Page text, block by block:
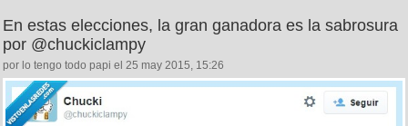
En estas elecciones, la gran ganadora es la sabrosura
por @chuckiclampy
por lo tengo todo papi el 25 may 2015, 15:26